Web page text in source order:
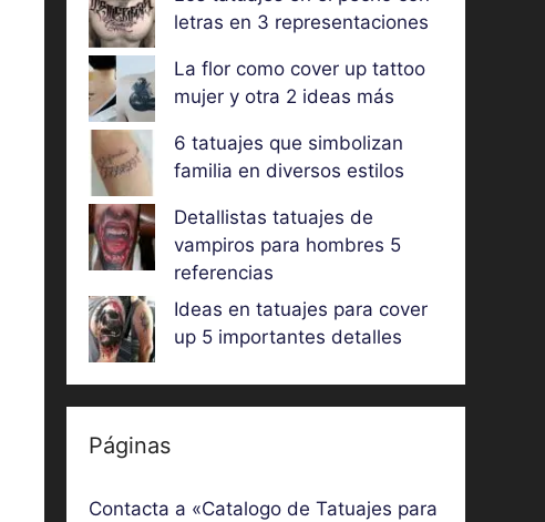
letras en 3 representaciones
La flor como cover up tattoo
mujer y otra 2 ideas más
6 tatuajes que simbolizan
familia en diversos estilos
Detallistas tatuajes de
vampiros para hombres 5
referencias
Ideas en tatuajes para cover
up 5 importantes detalles
Páginas
Contacta a «Catalogo de Tatuajes para